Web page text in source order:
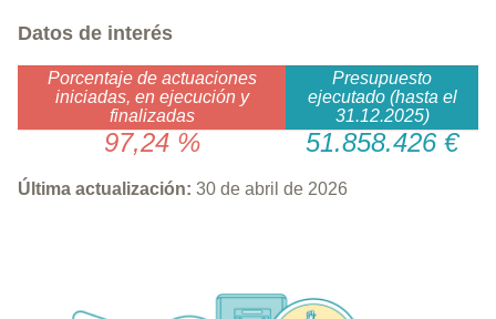
Datos de interés
Porcentaje de actuaciones
iniciadas, en ejecución y
finalizadas
Presupuesto
ejecutado (hasta el
31.12.2025)
97,24 % 51.858.426 €
Última actualización: 30 de abril de 2026